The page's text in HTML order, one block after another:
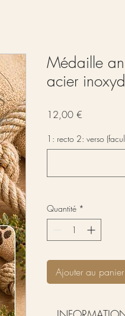
Médaille
acier
12,00 €
1: recto 2: verso
Quantité *
Ajouter au panier